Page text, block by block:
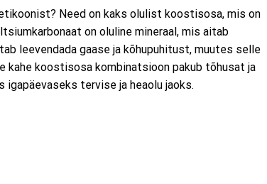
Need on kaks olulist koostisosa, mis on
on oluline mineraal, mis aitab
leevendada gaase ja kõhupuhitust, muutes selle
kahe koostisosa kombinatsioon pakub tõhusat ja
tervise ja heaolu jaoks.